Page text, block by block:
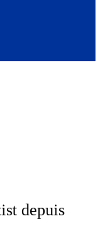
depuis